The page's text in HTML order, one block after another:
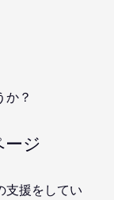
か？
ジ
支援をしてい